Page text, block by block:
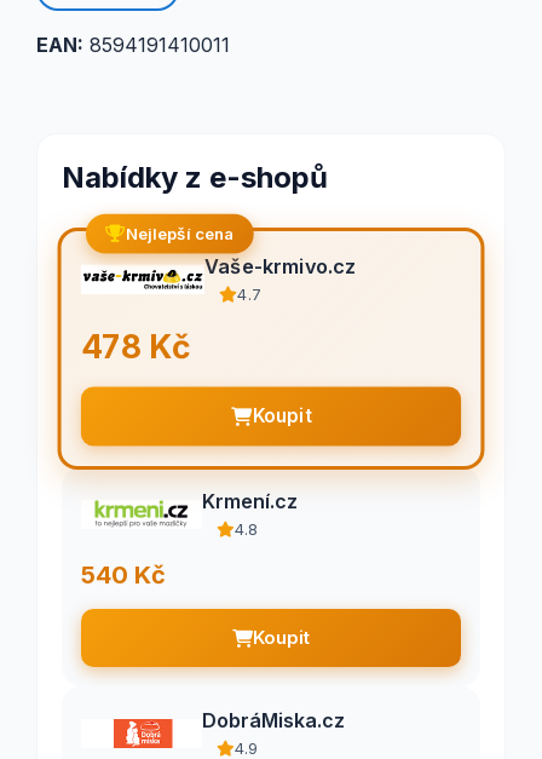
EAN: 8594191410011
Nabídky z e-shopů
Nejlepší cena
Vaše-krmivo.cz
4.7
478 Kč
Koupit
Krmení.cz
4.8
540 Kč
Koupit
DobráMiska.cz
4.9